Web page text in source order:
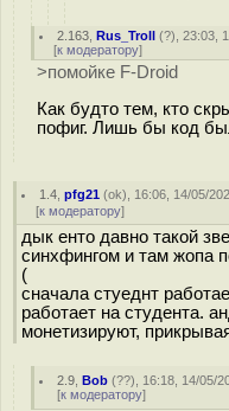
2.163 ,Rus_Troll (?), 23:03,
[к модератору]
>помойке F-Droid
Как будто тем, кто
пофиг. Лишь бы код
1.4 ,pfg21 (ok), 16:06, 14/05/
[к модератору]
дык енто давно такой
синхфингом и там жопа
(
сначала стуеднт
работает на студента.
монетизируют,
2.9 ,Bob (??), 16:18, 14/05/
[к модератору]